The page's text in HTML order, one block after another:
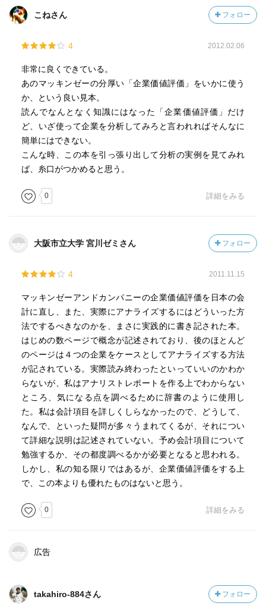
こねさん フォロー
4 2012.02.06
非常に良くできている。
あのマッキンゼーの分厚い「企業価値評価」をいかに使う
か、という良い見本。
読んでなんとなく知識にはなった「企業価値評価」だけ
ど、いざ使って企業を分析してみろと言われればそんなに
簡単にはできない。
こんな時、この本を引っ張り出して分析の実例を見てみれ
ば、糸口がつかめると思う。
0 詳細をみる
大阪市立大学 宮川ゼミさん フォロー
4 2011.11.15
マッキンゼーアンドカンパニーの企業価値評価を日本の会
計に直し、また、実際にアナライズするにはどういった方
法でするべきなのかを、まさに実践的に書き記された本。
はじめの数ページで概念が記述されており、後のほとんど
のページは４つの企業をケースとしてアナライズする方法
が記されている。実際読み終わったといっていいのかわか
らないが、私はアナリストレポートを作る上でわからない
ところ、気になる点を調べるために辞書のように使用し
た。私は会計項目を詳しくしらなかったので、どうして、
なんで、といった疑問が多々うまれてくるが、それについ
て詳細な説明は記述されていない。予め会計項目について
勉強するか、その都度調べるかが必要となると思われる。
しかし、私の知る限りではあるが、企業価値評価をする上
で、この本よりも優れたものはないと思う。
0 詳細をみる
広告
takahiro-884さん フォロー